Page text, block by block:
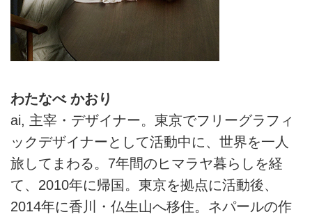
わたなべ かおり
ai, 主宰・デザイナー。東京でフリーグラフィ
ックデザイナーとして活動中に、世界を一人
旅してまわる。7年間のヒマラヤ暮らしを経
て、2010年に帰国。東京を拠点に活動後、
2014年に香川・仏生山へ移住。ネパールの作